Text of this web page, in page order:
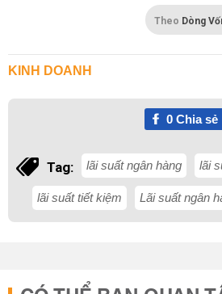
Theo Dòng
KINH DOANH
0Chia sẻ
Tag: lãi suất ngân hàng lãi
lãi suất tiết kiệm Lãi suất ngân